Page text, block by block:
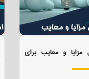
مزایا و معایب برای